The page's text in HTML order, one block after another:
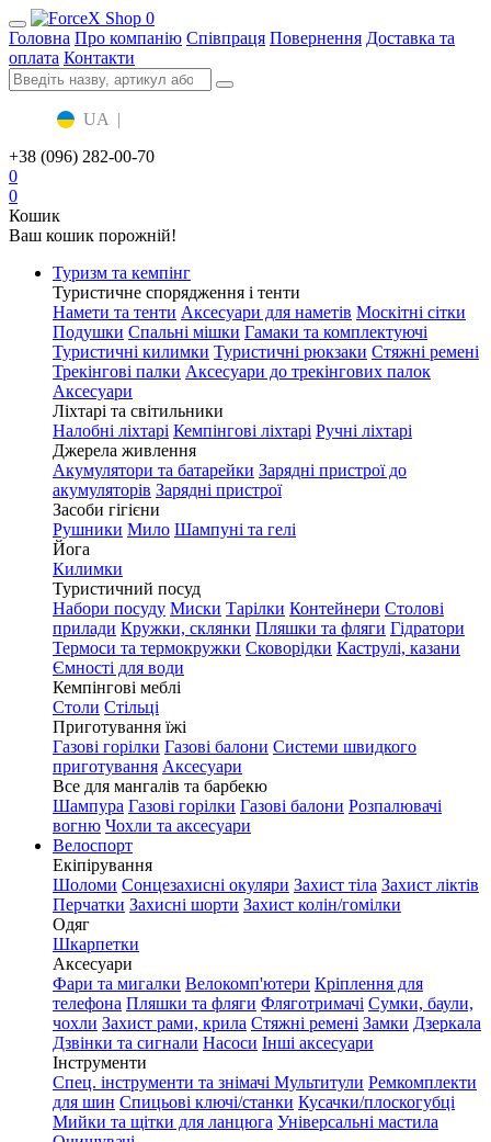
0
Головна Про компанію Співпраця Повернення Доставка та
оплата Контакти
UA |
+38 (096) 282-00-70
0
0
Кошик
Ваш кошик порожній!
Туризм та кемпінг
Туристичне спорядження і тенти
Намети та тенти Аксесуари для наметів Москітні сітки
Подушки Спальні мішки Гамаки та комплектуючі
Туристичні килимки Туристичні рюкзаки Стяжні ремені
Трекінгові палки Аксесуари до трекінгових палок
Аксесуари
Ліхтарі та світильники
Налобні ліхтарі Кемпінгові ліхтарі Ручні ліхтарі
Джерела живлення
Акумулятори та батарейки Зарядні пристрої до
акумуляторів Зарядні пристрої
Засоби гігієни
Рушники Мило Шампуні та гелі
Йога
Килимки
Туристичний посуд
Набори посуду Миски Тарілки Контейнери Столові
прилади Кружки, склянки Пляшки та фляги Гідратори
Термоси та термокружки Сковорідки Каструлі, казани
Ємності для води
Кемпінгові меблі
Столи Стільці
Приготування їжі
Газові горілки Газові балони Системи швидкого
приготування Аксесуари
Все для мангалів та барбекю
Шампура Газові горілки Газові балони Розпалювачі
вогню Чохли та аксесуари
Велоспорт
Екіпірування
Шоломи Сонцезахисні окуляри Захист тіла Захист ліктів
Перчатки Захисні шорти Захист колін/гомілки
Одяг
Шкарпетки
Аксесуари
Фари та мигалки Велокомп'ютери Кріплення для
телефона Пляшки та фляги Фляготримачі Сумки, баули,
чохли Захист рами, крила Стяжні ремені Замки Дзеркала
Дзвінки та сигнали Насоси Інші аксесуари
Інструменти
Спец. інструменти та знімачі Мультитули Ремкомплекти
для шин Спицьові ключі/станки Кусачки/плоскогубці
Мийки та щітки для ланцюга Універсальні мастила